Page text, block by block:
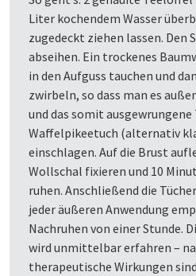
Liter kochendem Wasser
zugedeckt ziehen lassen. Den
abseihen. Ein trockenes
in den Aufguss tauchen und
zwirbeln, so dass man es
und das somit
Waffelpikeetuch (alternativ
einschlagen. Auf die Brust
Wollschal fixieren und 10
ruhen. Anschließend die
jeder äußeren Anwendung
Nachruhen von einer Stunde.
wird unmittelbar erfahren –
therapeutische Wirkungen